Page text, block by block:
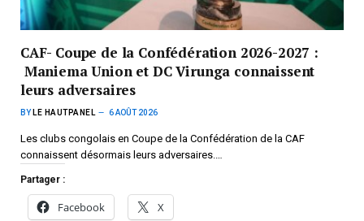
CAF- Coupe de la Confédération 2026-2027 :
Maniema Union et DC Virunga connaissent
leurs adversaires
BY LE HAUTPANEL 6 AOÛT 2026
Les clubs congolais en Coupe de la Confédération de la CAF
connaissent désormais leurs adversaires.…
Partager :
Facebook X